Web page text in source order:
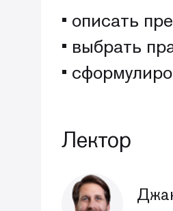
• описать
• выбрать
•
Лектор